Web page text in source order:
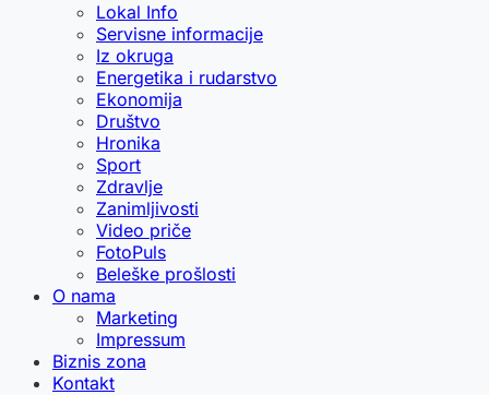
Lokal Info
Servisne informacije
Iz okruga
Energetika i rudarstvo
Ekonomija
Društvo
Hronika
Sport
Zdravlje
Zanimljivosti
Video priče
FotoPuls
Beleške prošlosti
O nama
Marketing
Impressum
Biznis zona
Kontakt